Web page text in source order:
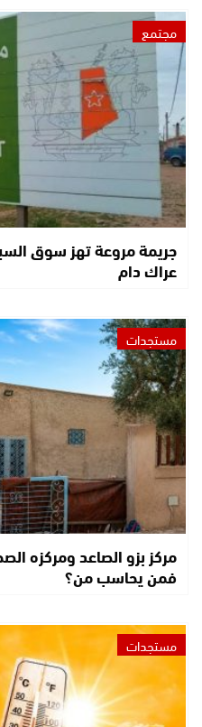
مجتمع
جريمة مروعة تهز سوق
عراك دام
مستجدات
مركز بزو الصاعد ومركزه
فمن يحاسب من؟
مستجدات